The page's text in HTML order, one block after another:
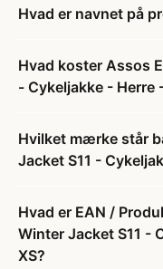
Hvad er navnet på
Hvad koster Assos
- Cykeljakke - Herre
Hvilket mærke står
Jacket S11 -
Hvad er EAN /
Winter Jacket S11 -
XS?